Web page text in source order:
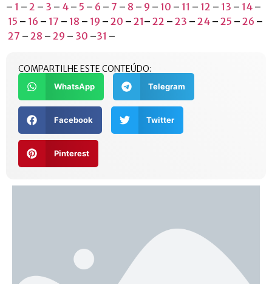
– 1 – 2 – 3 – 4 – 5 – 6 – 7 – 8 – 9 – 10 – 11 – 12 – 13 – 14 –
15 – 16 – 17 – 18 – 19 – 20 – 21– 22 – 23 – 24 – 25 – 26 –
27 – 28 – 29 – 30 –31 –
COMPARTILHE ESTE CONTEÚDO:
WhatsApp Telegram
Facebook Twitter
Pinterest